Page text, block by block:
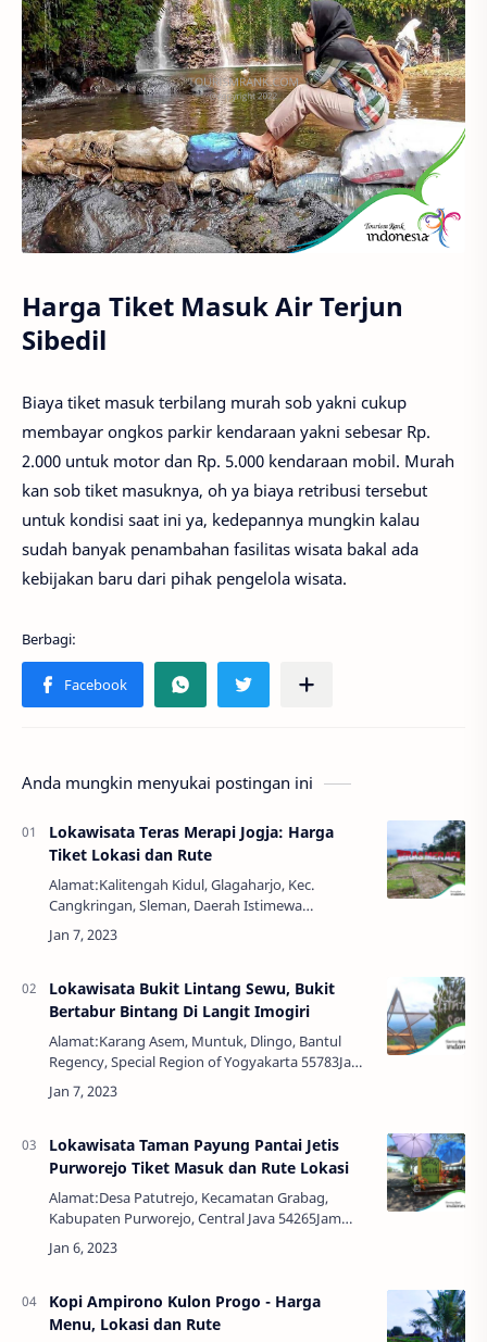
Harga Tiket Masuk Air Terjun
Sibedil
Biaya tiket masuk terbilang murah sob yakni cukup
membayar ongkos parkir kendaraan yakni sebesar Rp.
2.000 untuk motor dan Rp. 5.000 kendaraan mobil. Murah
kan sob tiket masuknya, oh ya biaya retribusi tersebut
untuk kondisi saat ini ya, kedepannya mungkin kalau
sudah banyak penambahan fasilitas wisata bakal ada
kebijakan baru dari pihak pengelola wisata.
Anda mungkin menyukai postingan ini
Lokawisata Teras Merapi Jogja: Harga
Tiket Lokasi dan Rute
Alamat:Kalitengah Kidul, Glagaharjo, Kec.
Cangkringan, Sleman, Daerah Istimewa
Yogyakarta, Indonesia, 64415Jam Buka:08:00 -
19:00 WIBHarga Tiket:Rp. 10.000,00Teras Merapi -
Lokawisata Bukit Lintang Sewu, Bukit
Bertabur Bintang Di Langit Imogiri
Alamat:Karang Asem, Muntuk, Dlingo, Bantul
Regency, Special Region of Yogyakarta 55783Jam
Buka:16:30 - 22:00 WIBHarga Tiket:Rp.
3.000,00Yogyakarta seakan tak pernah kehabisan
Lokawisata Taman Payung Pantai Jetis
Purworejo Tiket Masuk dan Rute Lokasi
Alamat:Desa Patutrejo, Kecamatan Grabag,
Kabupaten Purworejo, Central Java 54265Jam
Buka:24 JamHarga Tiket:GratisPurworejo adalah
salah satu kabupaten terbesar yang ada di jawa
Kopi Ampirono Kulon Progo - Harga
Menu, Lokasi dan Rute